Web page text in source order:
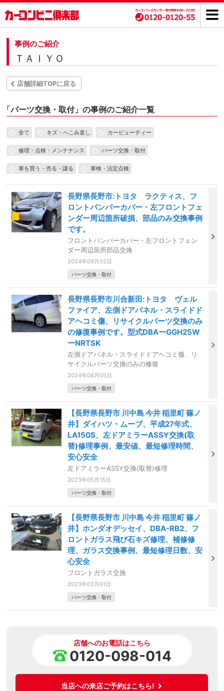
事例のご紹介
ＴＡＩＹＯ
店舗詳細TOPに戻る
「パーツ交換・取付」の事例のご紹介一覧
全て キズ・へこみ直し カービューティー
修理・点検・メンテナンス パーツ交換・取付
車を買う・売る・譲る 車検・法定点検
長野県長野市:トヨタ ラクティス、フ
ロントバンパーカバー・左フロントフェ
ンダー周辺箇所破損、部品のみ交換事例
です。
フロントバンパーカバー・左フロントフェン
ダー周辺箇所部品交換
2024年09月02日
パーツ交換・取付
長野県長野市川合新田:トヨタ ヴェル
ファイア、左側ドアパネル・スライドド
アヘコミ傷、リサイクルパーツ交換のみ
の修復事例です。型式DBAーGGH25W
ーNRTSK
左側ドアパネル・スライドドアヘコミ傷、リ
サイクルパーツ交換のみの修復
2024年08月05日
パーツ交換・取付
【長野県長野市 川中島 今井 稲里町 篠ノ
井】ダイハツ・ムーブ、平成27年式、
LA150S、左ドアミラーASSY交換(取
替)修理事例、最安値、最短修理時間、
安心安全
左ドアミラーASSY交換(取替)修理
2023年05月15日
パーツ交換・取付
【長野県長野市 川中島 今井 稲里町 篠ノ
井】ホンダオデッセイ、DBA-RB2、フ
ロントガラス飛び石キズ修理、補修修
理、ガラス交換事例、最短修理日数、安
心安全
フロントガラス交換
2023年02月01日
パーツ交換・取付
店舗へのお電話はこちら
0120-098-014
当店への来店ご予約はこちら!